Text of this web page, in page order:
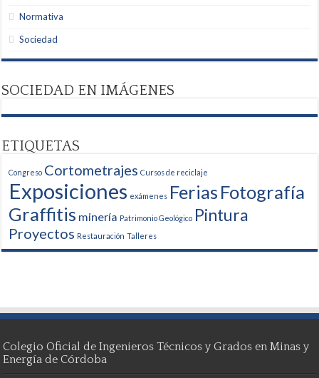
Normativa
Sociedad
SOCIEDAD EN IMÁGENES
ETIQUETAS
Congreso Cortometrajes Cursos de reciclaje
Exposiciones exámenes Ferias Fotografía
Graffitis minería Patrimonio Geológico Pintura
Proyectos Restauración Talleres
Colegio Oficial de Ingenieros Técnicos y Grados en Minas y
Energía de Córdoba